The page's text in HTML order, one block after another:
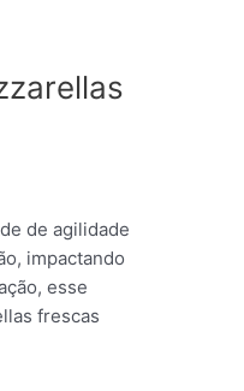
de agilidade
impactando
esse
frescas